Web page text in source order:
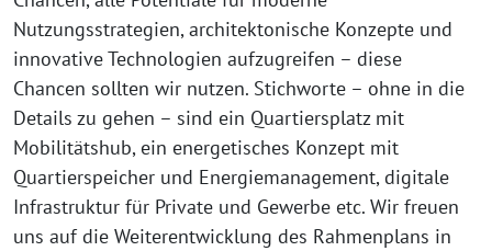
Nutzungsstrategien, architektonische Konzepte und
innovative Technologien aufzugreifen – diese
Chancen sollten wir nutzen. Stichworte – ohne in die
Details zu gehen – sind ein Quartiersplatz mit
Mobilitätshub, ein energetisches Konzept mit
Quartierspeicher und Energiemanagement, digitale
Infrastruktur für Private und Gewerbe etc. Wir freuen
uns auf die Weiterentwicklung des Rahmenplans in